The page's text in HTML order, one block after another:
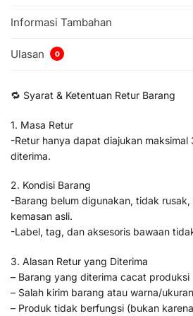
Informasi Tambahan
Ulasan 0
🔁 Syarat & Ketentuan Retur Barang
1. Masa Retur
-Retur hanya dapat diajukan maksimal
diterima.
2. Kondisi Barang
-Barang belum digunakan, tidak rusak,
kemasan asli.
-Label, tag, dan aksesoris bawaan
3. Alasan Retur yang Diterima
– Barang yang diterima cacat produksi
– Salah kirim barang atau warna/
– Produk tidak berfungsi (bukan